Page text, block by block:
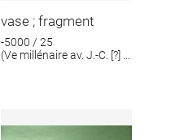
vase ; fragment
-5000 / 25
(Ve millénaire av. J.-C. [?] ;